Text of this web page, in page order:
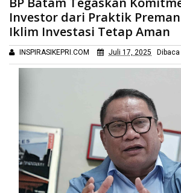
BP Batam Tegaskan Komitmen Lindungi
Premanisme, Jaga Iklim Investasi Tetap
Investor dari Praktik
Iklim Investasi Tetap Aman
INSPIRASIKEPRI.COM Juli 17, 2025 Dibaca